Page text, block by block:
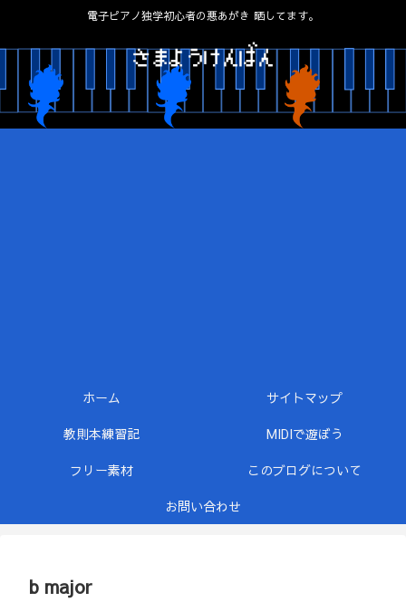
電子ピアノ独学初心者の悪あがき 晒してます。
ホーム
サイトマップ
教則本練習記
MIDIで遊ぼう
フリー素材
このブログについて
お問い合わせ
b major